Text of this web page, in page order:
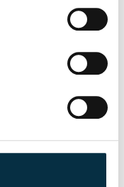
eller som de har